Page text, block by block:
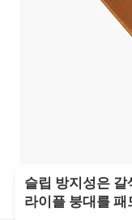
슬립 방지성은
라이플 붕대를